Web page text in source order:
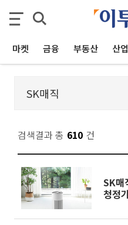
마켓 금융 부동산 산업
검색결과 총 610 건
SK매
청정